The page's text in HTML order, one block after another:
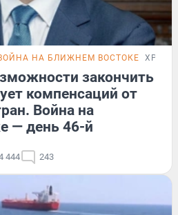
НА БЛИЖНЕМ ВОСТОКЕ
закончить
компенсаций от
Война на
— день 46-й
444 243